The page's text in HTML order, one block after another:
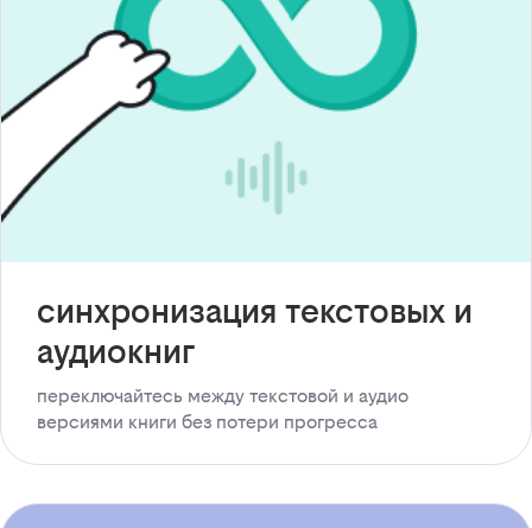
синхронизация текстовых и
аудиокниг
переключайтесь между текстовой и аудио
версиями книги без потери прогресса